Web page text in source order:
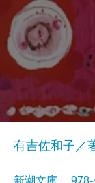
有吉佐和子／
新潮文庫